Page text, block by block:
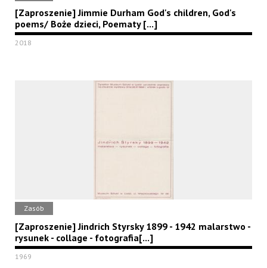
[Zaproszenie] Jimmie Durham God's children, God's
poems/ Boże dzieci, Poematy [...]
2018
Zasób
[Zaproszenie] Jindrich Styrsky 1899 - 1942 malarstwo -
rysunek - collage - fotografia[...]
1969